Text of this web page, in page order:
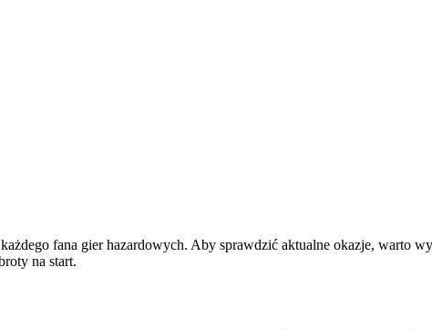
fana gier hazardowych. Aby sprawdzić aktualne okazje, warto
na start.